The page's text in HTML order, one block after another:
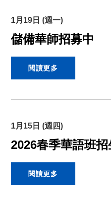
1月19日 (週一)
儲備華師招募中
閱讀更多
1月15日 (週四)
2026春季華語班招
閱讀更多